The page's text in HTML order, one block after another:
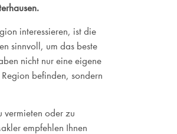
interessieren, ist die
sinnvoll, um das beste
nicht nur eine eigene
befinden, sondern
vermieten oder zu
empfehlen Ihnen